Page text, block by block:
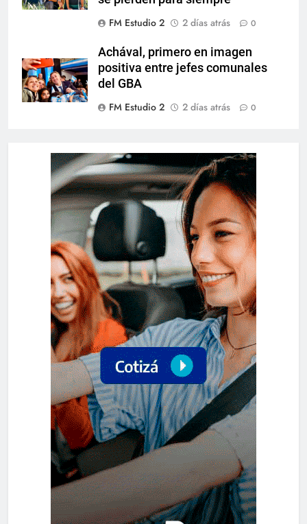
FM Estudio 2
2 días atrás 0
Achával, primero en imagen
positiva entre jefes comunales
del GBA
FM Estudio 2
2 días atrás 0